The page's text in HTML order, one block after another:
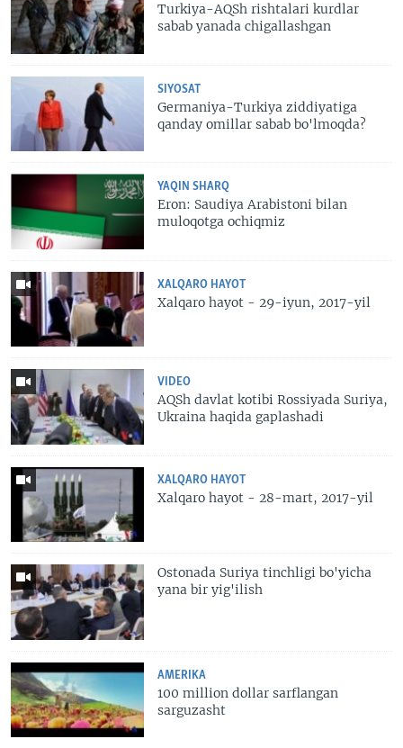
Turkiya-AQSh rishtalari kurdlar
sabab yanada chigallashgan
SIYOSAT
Germaniya-Turkiya ziddiyatiga
qanday omillar sabab bo'lmoqda?
YAQIN SHARQ
Eron: Saudiya Arabistoni bilan
muloqotga ochiqmiz
XALQARO HAYOT
Xalqaro hayot - 29-iyun, 2017-yil
VIDEO
AQSh davlat kotibi Rossiyada Suriya,
Ukraina haqida gaplashadi
XALQARO HAYOT
Xalqaro hayot - 28-mart, 2017-yil
Ostonada Suriya tinchligi bo'yicha
yana bir yig'ilish
AMERIKA
100 million dollar sarflangan
sarguzasht